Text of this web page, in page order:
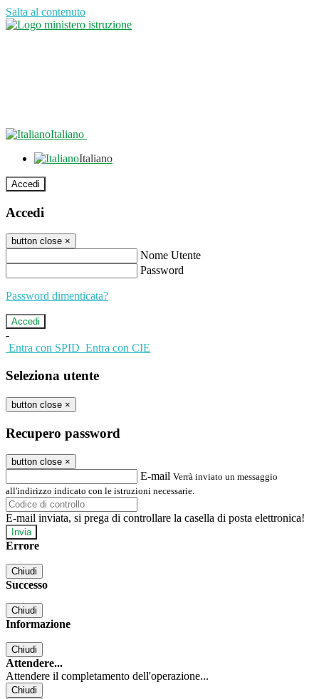
Salta al contenuto
Italiano
Italiano
Accedi
Accedi
button close ×
Nome Utente
Password
Password dimenticata?
-
Entra con SPID Entra con CIE
Seleziona utente
button close ×
Recupero password
button close ×
E-mail Verrà inviato un messaggio
all'indirizzo indicato con le istruzioni necessarie.
E-mail inviata, si prega di controllare la casella di posta elettronica!
Errore
Chiudi
Successo
Chiudi
Informazione
Chiudi
Attendere...
Attendere il completamento dell'operazione...
Chiudi